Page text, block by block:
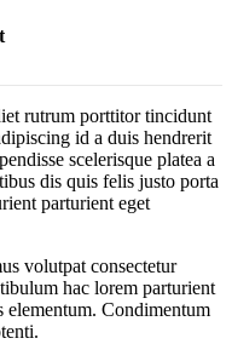
rutrum porttitor tincidunt
id a duis hendrerit
scelerisque platea a
dis quis felis justo porta
parturient eget
volutpat consectetur
hac lorem parturient
elementum. Condimentum